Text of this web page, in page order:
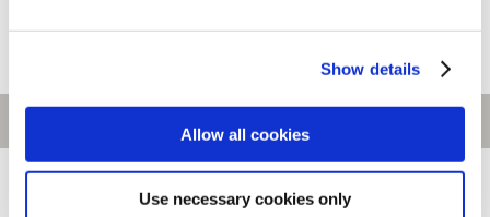
Show details
Allow all cookies
Use necessary cookies only
[1～60件] 330件あります